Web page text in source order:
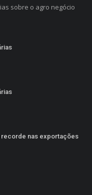
sobre o agro negócio
recorde nas exportações